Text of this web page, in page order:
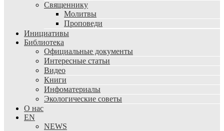
Священнику
Молитвы
Проповеди
Инициативы
Библиотека
Официальные документы
Интересные статьи
Видео
Книги
Инфоматериалы
Экологические советы
О нас
EN
NEWS